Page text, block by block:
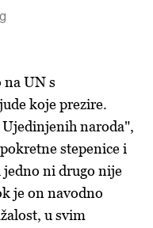
na UN s
koje prezire.
naroda",
stepenice i
ni drugo nije
je on navodno
u svim